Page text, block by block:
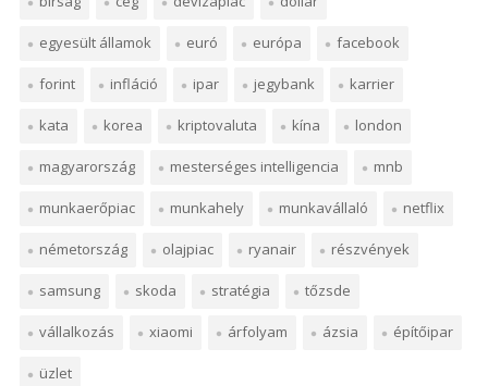
egyesült államok euró európa facebook
forint infláció ipar jegybank karrier
kata korea kriptovaluta kína london
magyarország mesterséges intelligencia mnb
munkaerőpiac munkahely munkavállaló netflix
németország olajpiac ryanair részvények
samsung skoda stratégia tőzsde
vállalkozás xiaomi árfolyam ázsia építőipar
üzlet